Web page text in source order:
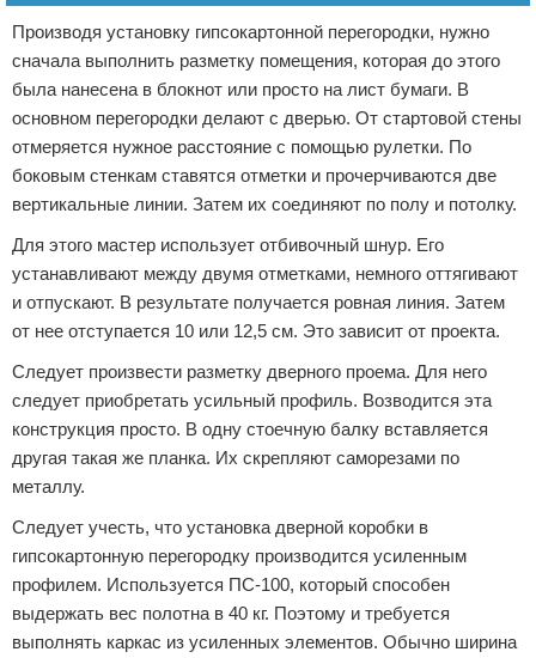
Производя установку гипсокартонной перегородки, нужно
сначала выполнить разметку помещения, которая до этого
была нанесена в блокнот или просто на лист бумаги. В
основном перегородки делают с дверью. От стартовой стены
отмеряется нужное расстояние с помощью рулетки. По
боковым стенкам ставятся отметки и прочерчиваются две
вертикальные линии. Затем их соединяют по полу и потолку.
Для этого мастер использует отбивочный шнур. Его
устанавливают между двумя отметками, немного оттягивают
и отпускают. В результате получается ровная линия. Затем
от нее отступается 10 или 12,5 см. Это зависит от проекта.
Следует произвести разметку дверного проема. Для него
следует приобретать усильный профиль. Возводится эта
конструкция просто. В одну стоечную балку вставляется
другая такая же планка. Их скрепляют саморезами по
металлу.
Следует учесть, что установка дверной коробки в
гипсокартонную перегородку производится усиленным
профилем. Используется ПС-100, который способен
выдержать вес полотна в 40 кг. Поэтому и требуется
выполнять каркас из усиленных элементов. Обычно ширина